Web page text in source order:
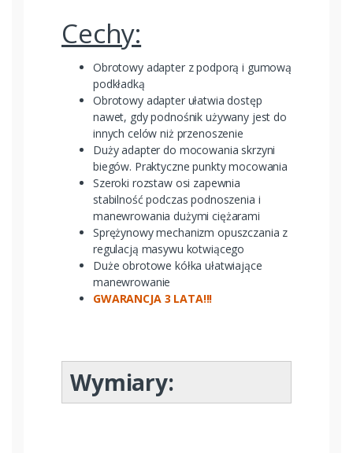
Cechy:
Obrotowy adapter z podporą i gumową
podkładką
Obrotowy adapter ułatwia dostęp
nawet, gdy podnośnik używany jest do
innych celów niż przenoszenie
Duży adapter do mocowania skrzyni
biegów. Praktyczne punkty mocowania
Szeroki rozstaw osi zapewnia
stabilność podczas podnoszenia i
manewrowania dużymi ciężarami
Sprężynowy mechanizm opuszczania z
regulacją masywu kotwiącego
Duże obrotowe kółka ułatwiające
manewrowanie
GWARANCJA 3 LATA!!!
Wymiary: